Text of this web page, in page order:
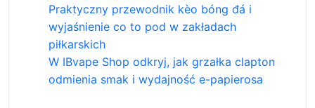
Praktyczny przewodnik kèo bóng đá i
wyjaśnienie co to pod w zakładach
piłkarskich
W IBvape Shop odkryj, jak grzałka clapton
odmienia smak i wydajność e-papierosa